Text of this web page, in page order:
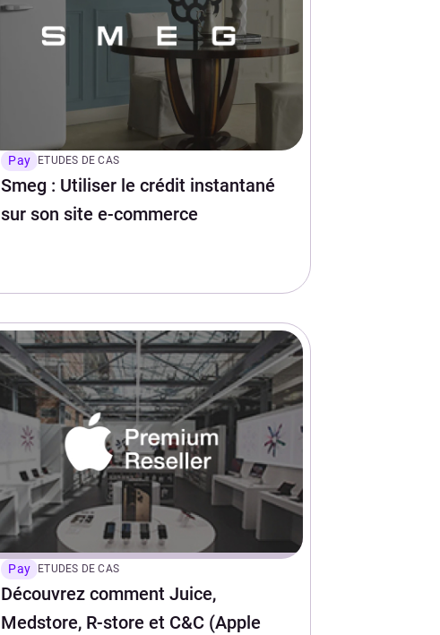
Pay ETUDES DE CAS
Smeg : Utiliser le crédit instantané
sur son site e-commerce
Pay ETUDES DE CAS
Découvrez comment Juice,
Medstore, R-store et C&C (Apple